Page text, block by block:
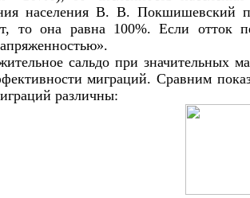
населения В. В. Покшишевский
то она равна 100%. Если отток
сальдо при значительных
миграций. Сравним
различны: